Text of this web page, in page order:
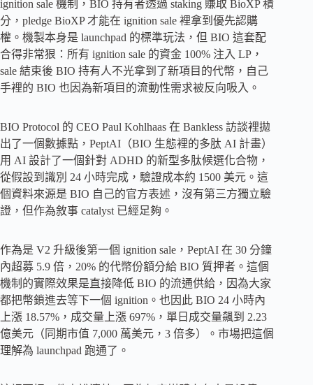
ignition sale 機制，BIO 持有者透過 staking 賺取 BioXP 積
分，pledge BioXP 才能在 ignition sale 裡拿到優先認購
權。機製本身是 launchpad 的標準玩法，但 BIO 這套配
合得非常狠：所有 ignition sale 的資金 100% 注入 LP，
sale 結束後 BIO 持有人不光拿到了新項目的代幣，自己
手裡的 BIO 也因為新項目的流動性需求被反向吸入。
BIO Protocol 的 CEO Paul Kohlhaas 在 Bankless 訪談裡拋
出了一個數據點，PeptAI（BIO 生態裡的多肽 AI 計畫）
用 AI 設計了一個針對 ADHD 的新型多肽候選化合物，
從假設到識別 24 小時完成，驗證成本約 1500 美元。這
個資料來源是 BIO 自己的官方表述，沒有第三方獨立驗
證，但作為敘事 catalyst 已經足夠。
作為是 V2 升級後第一個 ignition sale，PeptAI 在 30 分鐘
內超募 5.9 倍，20% 的代幣份額分給 BIO 質押者。這個
機制的實際效果是直接降低 BIO 的流通供給，因為大家
都把幣鎖進去等下一個 ignition。也因此 BIO 24 小時內
上漲 18.57%，成交量上漲 697%，單日成交量飆到 2.23
億美元（同期市值 7,000 萬美元，3 倍多）。市場把這個
理解為 launchpad 跑通了。